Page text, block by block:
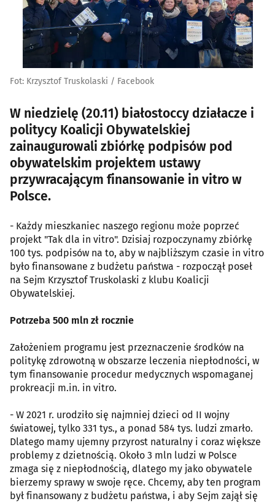
Fot: Krzysztof Truskolaski / Facebook
W niedzielę (20.11) białostoccy działacze i
politycy Koalicji Obywatelskiej
zainaugurowali zbiórkę podpisów pod
obywatelskim projektem ustawy
przywracającym finansowanie in vitro w
Polsce.
- Każdy mieszkaniec naszego regionu może poprzeć
projekt "Tak dla in vitro". Dzisiaj rozpoczynamy zbiórkę
100 tys. podpisów na to, aby w najbliższym czasie in vitro
było finansowane z budżetu państwa - rozpoczął poseł
na Sejm Krzysztof Truskolaski z klubu Koalicji
Obywatelskiej.
Potrzeba 500 mln zł rocznie
Założeniem programu jest przeznaczenie środków na
politykę zdrowotną w obszarze leczenia niepłodności, w
tym finansowanie procedur medycznych wspomaganej
prokreacji m.in. in vitro.
- W 2021 r. urodziło się najmniej dzieci od II wojny
światowej, tylko 331 tys., a ponad 584 tys. ludzi zmarło.
Dlatego mamy ujemny przyrost naturalny i coraz większe
problemy z dzietnością. Około 3 mln ludzi w Polsce
zmaga się z niepłodnością, dlatego my jako obywatele
bierzemy sprawy w swoje ręce. Chcemy, aby ten program
był finansowany z budżetu państwa, i aby Sejm zajął się